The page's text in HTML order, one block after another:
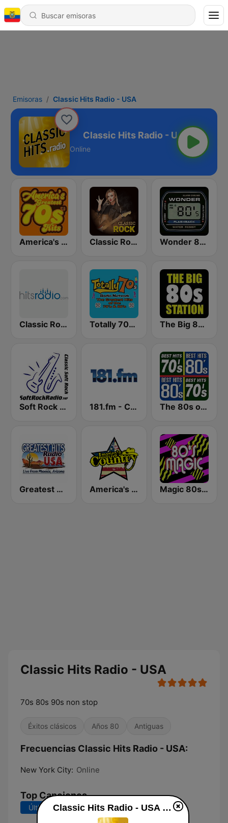
Emisoras Classic Hits Radio - USA
- USA
Online
America's Greatest 70s Hits Classic Rock Station Wonder 80's
Classic Rock - Hits Radio Totally 70s Radio Network The Big 80s Station
Soft Rock Radio 181.fm - Classic Hits 181 The 80s on the 80s
Greatest Hits Radio USA America's Country Magic 80s Florida
Classic Hits Radio - USA
70s 80s 90s non stop
Éxitos clásicos Años 80 Antiguas
Frecuencias Classic Hits Radio - USA:
New York City: Online
Top Canciones
Últimos 7 días Últimos 30 días Classic Hits Radio - USA en vivo